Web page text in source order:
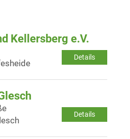
Kellersberg e.V.
Details
Details